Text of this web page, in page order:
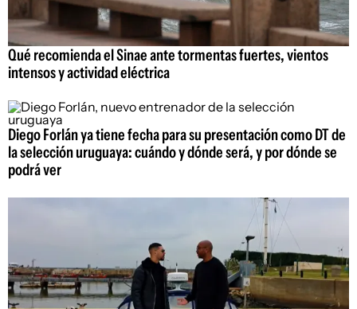
Qué recomienda el Sinae ante tormentas fuertes, vientos
intensos y actividad eléctrica
Diego Forlán ya tiene fecha para su presentación como DT de
la selección uruguaya: cuándo y dónde será, y por dónde se
podrá ver